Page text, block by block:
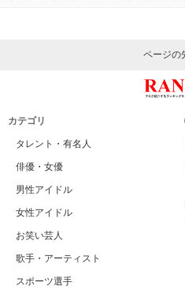
ページの
カテゴリ
タレント・有名人
俳優・女優
男性アイドル
女性アイドル
お笑い芸人
歌手・アーティスト
スポーツ選手